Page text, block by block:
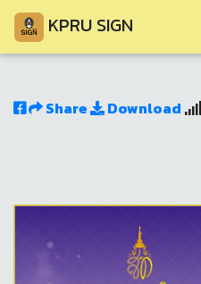
KPRU SIGN
Share Download